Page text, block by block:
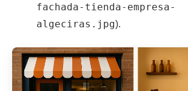
fachada-tienda-empresa-
algeciras.jpg).